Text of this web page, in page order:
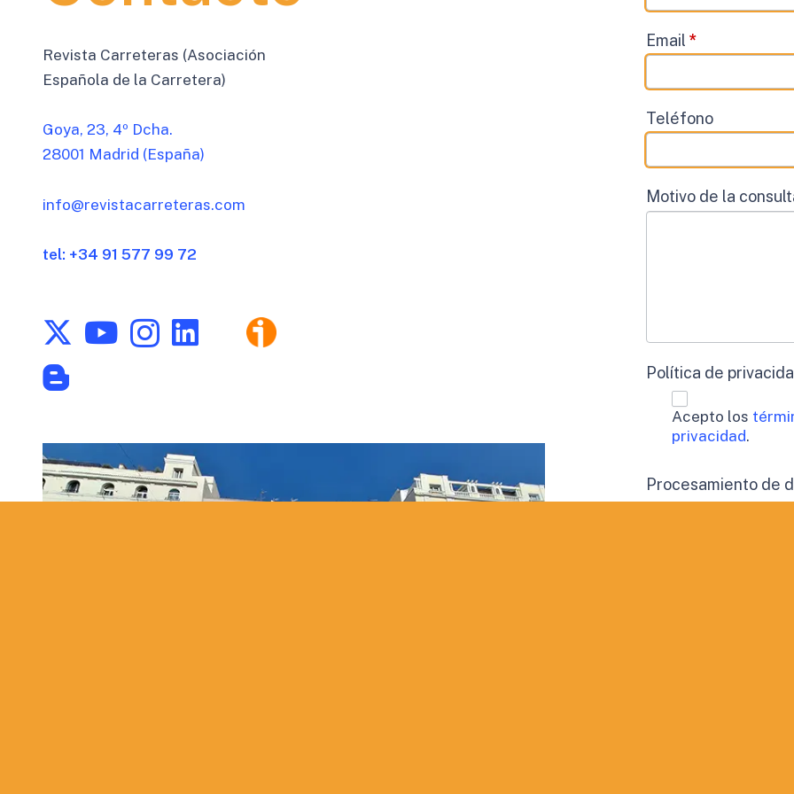
Revista Carreteras (Asociación
Española de la Carretera)
Goya, 23, 4º Dcha.
28001 Madrid (España)
info@revistacarreteras.com
tel: +34 91 577 99 72
Email *
Teléfono
Motivo de la
Política de
Acepto los
privacidad.
Procesamiento de